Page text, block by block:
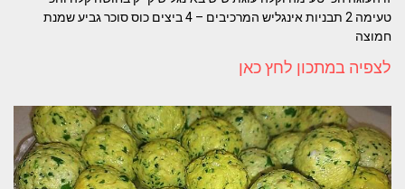
טעימה 2 תבניות אינגליש המרכיבים – 4 ביצים כוס סוכר גביע שמנת
חמוצה
לצפיה במתכון לחץ כאן